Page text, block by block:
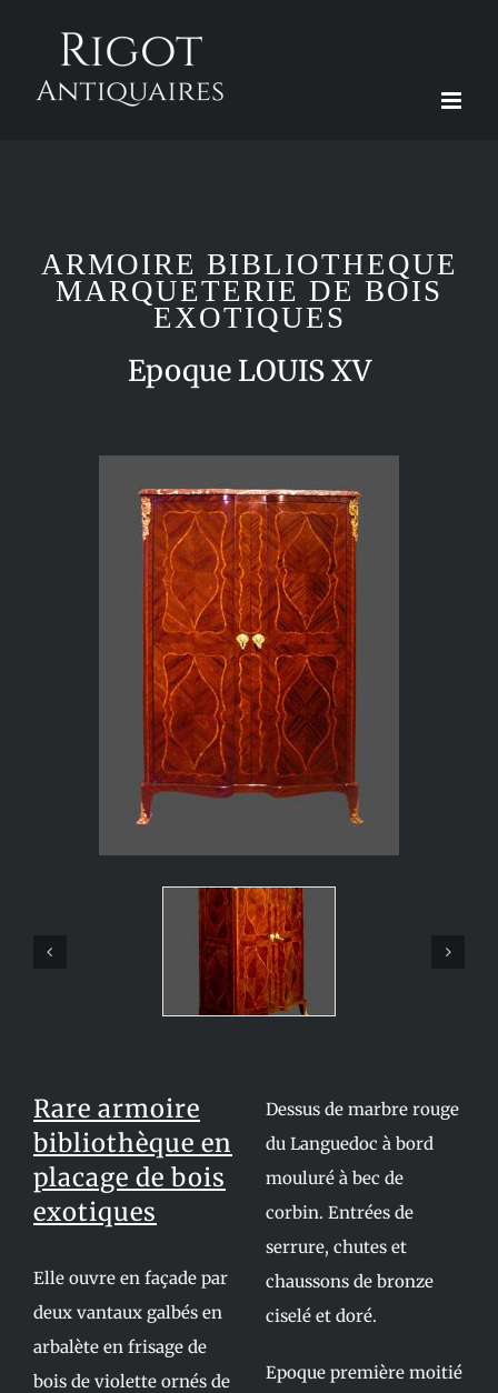
contenu
ARMOIRE BIBLIOTHEQUE
MARQUETERIE DE BOIS
EXOTIQUES
Epoque LOUIS XV
Rare armoire
bibliothèque en
placage de bois
exotiques
Elle ouvre en façade par
deux vantaux galbés en
arbalète en frisage de
bois de violette ornés de
Dessus de marbre rouge
du Languedoc à bord
mouluré à bec de
corbin. Entrées de
serrure, chutes et
chaussons de bronze
ciselé et doré.
Epoque première moitié